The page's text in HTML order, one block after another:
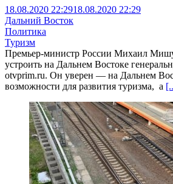
18.08.2020 22:2918.08.2020 22:29
Дальний Восток
Политика
Туризм
Премьер-министр России Михаил
устроить на Дальнем Востоке
otvprim.ru. Он уверен — на Дальнем
возможности для развития туризма, а